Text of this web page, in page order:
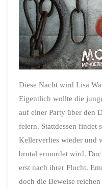
Diese Nacht wird Lisa
Eigentlich wollte die
auf einer Party über den
feiern. Stattdessen findet
Kellerverlies wieder und
brutal ermordet wird.
erst nach ihrer Flucht.
doch die Beweise